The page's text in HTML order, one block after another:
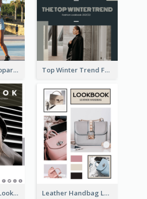
Female Sport Apparel Lookbook Top Winter Trend Fashion Lookbook
Casual Fashion Lookbook Leather Handbag Lookbook